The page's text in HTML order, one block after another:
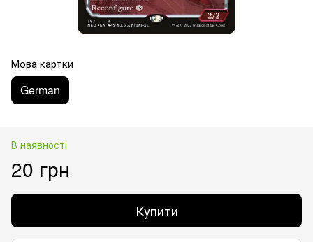
Мова картки
German
В наявності
20 грн
Купити